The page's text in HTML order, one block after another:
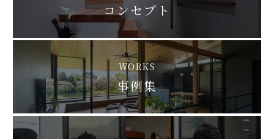
コンセプト
WORKS
事例集